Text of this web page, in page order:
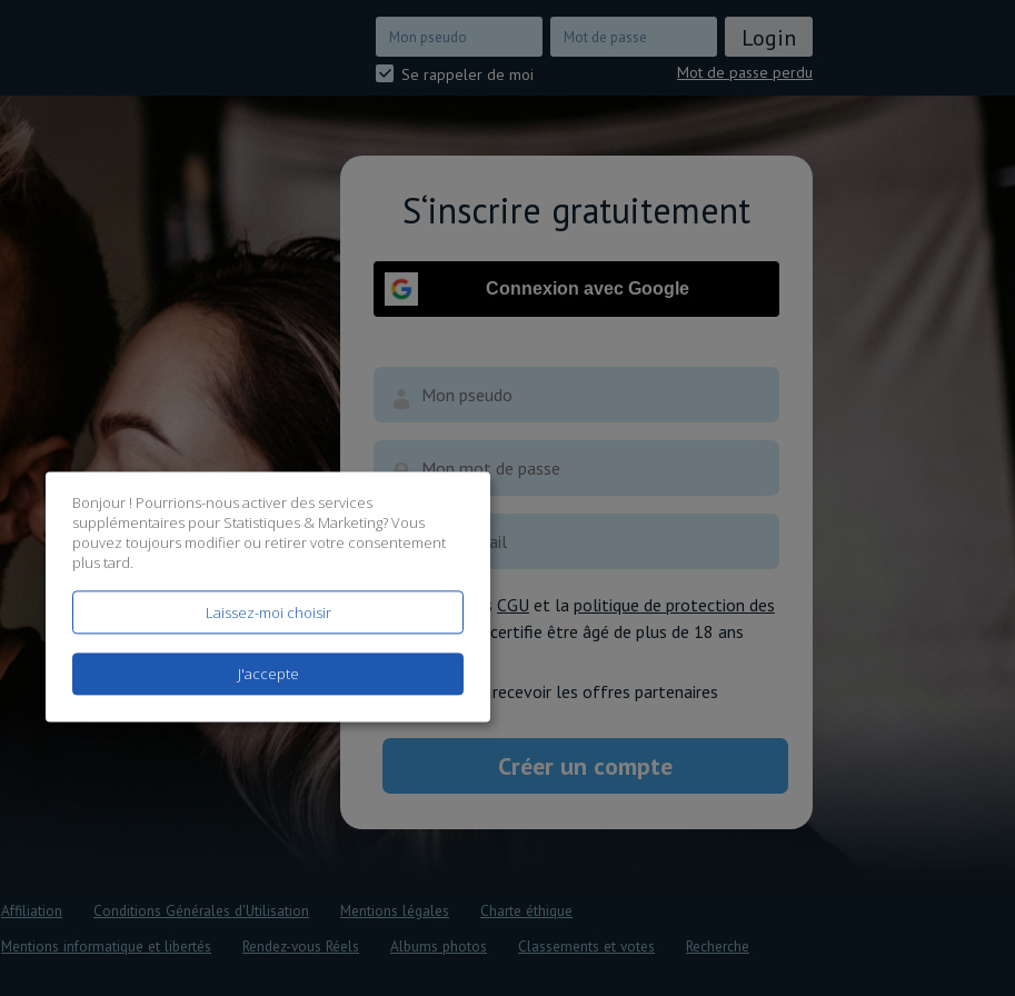
Mot de passe perdu
Se rappeler de moi
S‘inscrire gratuitement
Connexion avec Google
J'accepte les CGU et la politique de protection des
données, et certifie être âgé de plus de 18 ans
J'accepte de recevoir les offres partenaires
Affiliation Conditions Générales d'Utilisation Mentions légales
Charte éthique
Mentions informatique et libertés
Rendez-vous Réels Albums photos Classements et votes Recherche
Bonjour ! Pourrions-nous activer des services
supplémentaires pour Statistiques & Marketing? Vous
pouvez toujours modifier ou retirer votre consentement
plus tard.
Laissez-moi choisir
J'accepte